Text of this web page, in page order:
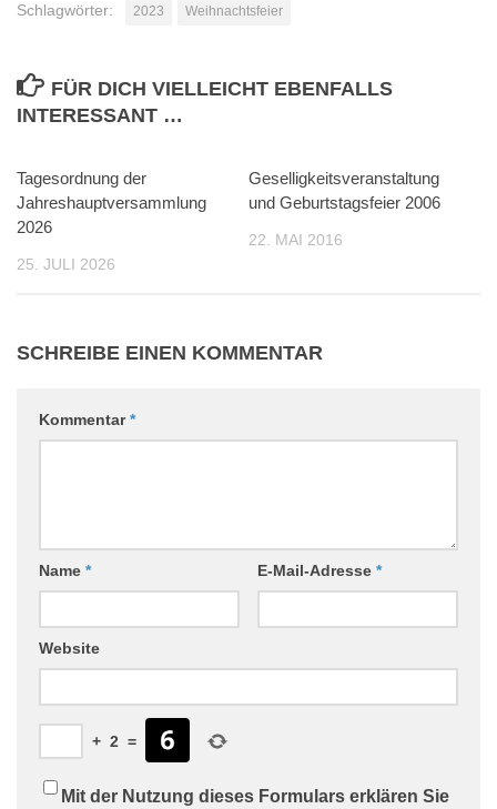
Schlagwörter: 2023 Weihnachtsfeier
FÜR DICH VIELLEICHT EBENFALLS
INTERESSANT …
Tagesordnung der
Jahreshauptversammlung
2026
25. JULI 2026
Geselligkeitsveranstaltung
und Geburtstagsfeier 2006
22. MAI 2016
SCHREIBE EINEN KOMMENTAR
Kommentar*
Name * E-Mail-Adresse *
Website
+ 2 =
Mit der Nutzung dieses Formulars erklären Sie